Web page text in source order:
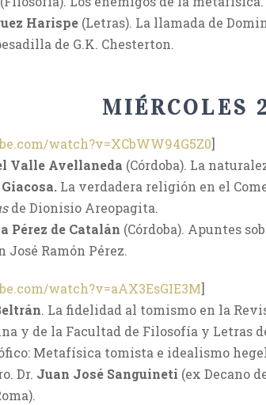
Harispe (Letras). La llamada de
de G.K. Chesterton.
MIÉRCOLES
watch?v=XCbWW94G5Z0]
Valle Avellaneda (Córdoba). La
La verdadera religión en el
de Dionisio Areopagita.
Pérez de Catalán (Córdoba). Apuntes
José Ramón Pérez.
watch?v=aAX3EsGIE3M]
. La fidelidad al tomismo en la
y de la Facultad de Filosofía y Letras
Metafísica tomista e idealismo
Dr. Juan José Sanguineti (ex Decano